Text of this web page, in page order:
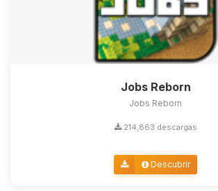
Jobs Reborn
Jobs Reborn
214,863 descargas
Descubrir